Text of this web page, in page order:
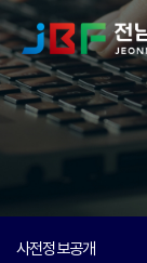
사전정보공개